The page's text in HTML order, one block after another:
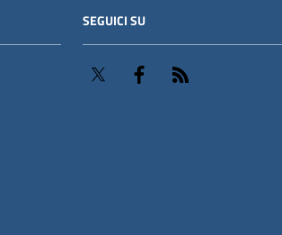
SEGUICI SU
Twitter Facebook